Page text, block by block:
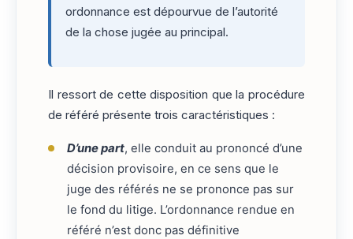
ordonnance est dépourvue de l’autorité
de la chose jugée au principal.
Il ressort de cette disposition que la procédure
de référé présente trois caractéristiques :
D’une part, elle conduit au prononcé d’une
décision provisoire, en ce sens que le
juge des référés ne se prononce pas sur
le fond du litige. L’ordonnance rendue en
référé n’est donc pas définitive